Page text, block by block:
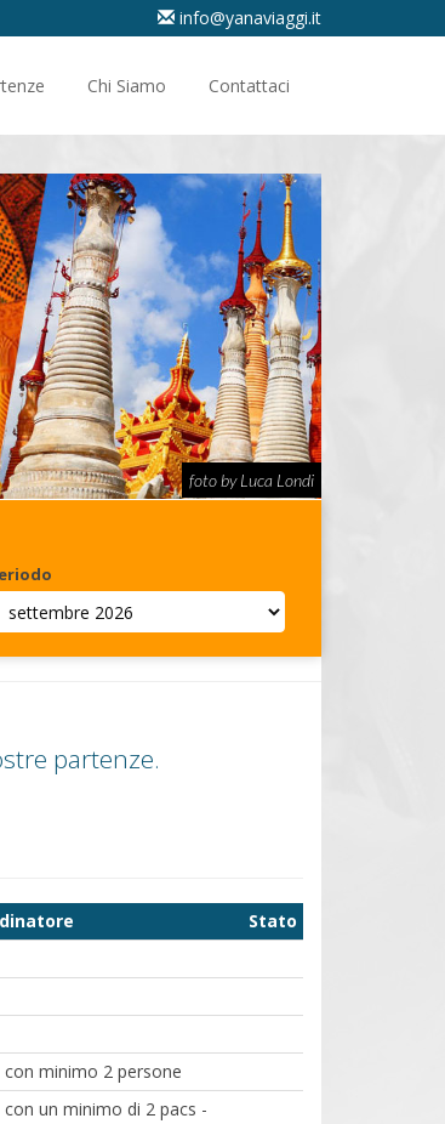
info@yanaviaggi.it
Chi Siamo Contattaci
foto by Luca Londi
partenze.
Stato
minimo 2 persone
un minimo di 2 pacs -